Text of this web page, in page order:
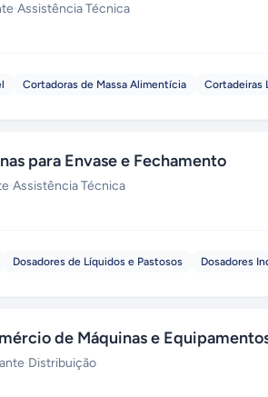
·Assistência Técnica
Cortadoras de Massa Alimentícia Cortadeiras
para Envase e Fechamento
·Assistência Técnica
Dosadores de Líquidos e Pastosos Dosadores
de Máquinas e
·Distribuição